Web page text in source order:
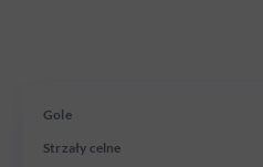
Gole
Strzały celne